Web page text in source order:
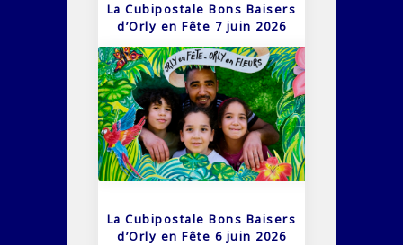
La Cubipostale Bons Baisers
d’Orly en Fête 7 juin 2026
La Cubipostale Bons Baisers
d’Orly en Fête 6 juin 2026